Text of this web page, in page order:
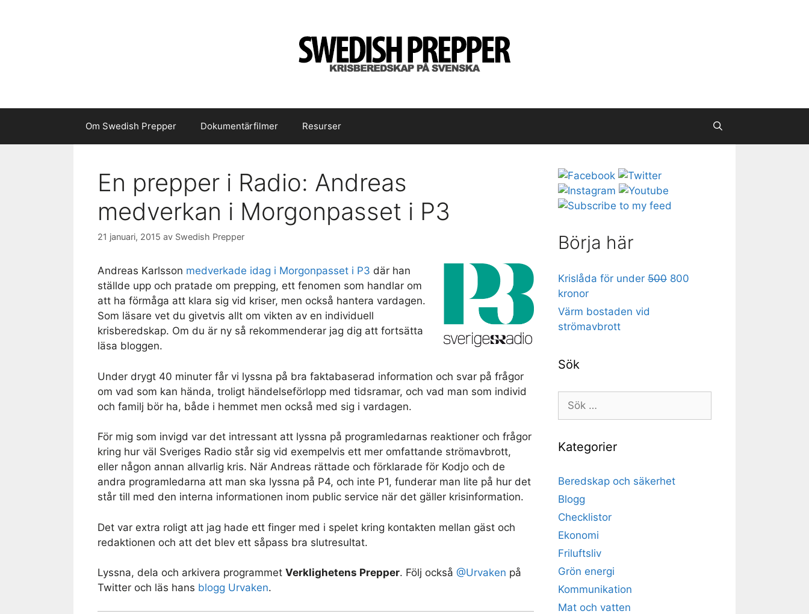
Om Swedish Prepper Dokumentärfilmer Resurser
En prepper i Radio: Andreas
medverkan i Morgonpasset i P3
21 januari, 2015 av Swedish Prepper
Andreas Karlsson medverkade idag i Morgonpasset i P3 där han
ställde upp och pratade om prepping, ett fenomen som handlar om
att ha förmåga att klara sig vid kriser, men också hantera vardagen.
Som läsare vet du givetvis allt om vikten av en individuell
krisberedskap. Om du är ny så rekommenderar jag dig att fortsätta
läsa bloggen.
Under drygt 40 minuter får vi lyssna på bra faktabaserad information och svar på frågor
om vad som kan hända, troligt händelseförlopp med tidsramar, och vad man som individ
och familj bör ha, både i hemmet men också med sig i vardagen.
För mig som invigd var det intressant att lyssna på programledarnas reaktioner och frågor
kring hur väl Sveriges Radio står sig vid exempelvis ett mer omfattande strömavbrott,
eller någon annan allvarlig kris. När Andreas rättade och förklarade för Kodjo och de
andra programledarna att man ska lyssna på P4, och inte P1, funderar man lite på hur det
står till med den interna informationen inom public service när det gäller krisinformation.
Det var extra roligt att jag hade ett finger med i spelet kring kontakten mellan gäst och
redaktionen och att det blev ett såpass bra slutresultat.
Lyssna, dela och arkivera programmet Verklighetens Prepper. Följ också @Urvaken på
Twitter och läs hans blogg Urvaken.
Börja här
Krislåda för under 500 800
kronor
Värm bostaden vid
strömavbrott
Sök
Sök
efter:
Kategorier
Beredskap och säkerhet
Blogg
Checklistor
Ekonomi
Friluftsliv
Grön energi
Kommunikation
Mat och vatten